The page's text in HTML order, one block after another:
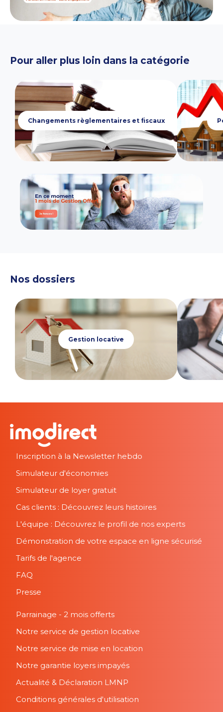
Pour aller plus loin dans la catégorie
Changements règlementaires et fiscaux
Nos dossiers
Gestion locative
Inscription à la Newsletter hebdo
Simulateur d'économies
Simulateur de loyer gratuit
Cas clients : Découvrez leurs histoires
L'équipe : Découvrez le profil de nos experts
Démonstration de votre espace en ligne sécurisé
Tarifs de l'agence
FAQ
Presse
Parrainage - 2 mois offerts
Notre service de gestion locative
Notre service de mise en location
Notre garantie loyers impayés
Actualité & Déclaration LMNP
Conditions générales d'utilisation